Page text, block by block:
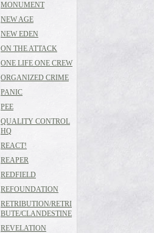
MONUMENT
NEW AGE
NEW EDEN
ON THE ATTACK
ONE LIFE ONE CREW
ORGANIZED CRIME
PANIC
PEE
QUALITY CONTROL
HQ
REACT!
REAPER
REDFIELD
REFOUNDATION
RETRIBUTION/RETRI
BUTE/CLANDESTINE
REVELATION